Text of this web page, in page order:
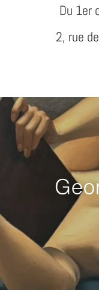
Du 1er
2, rue